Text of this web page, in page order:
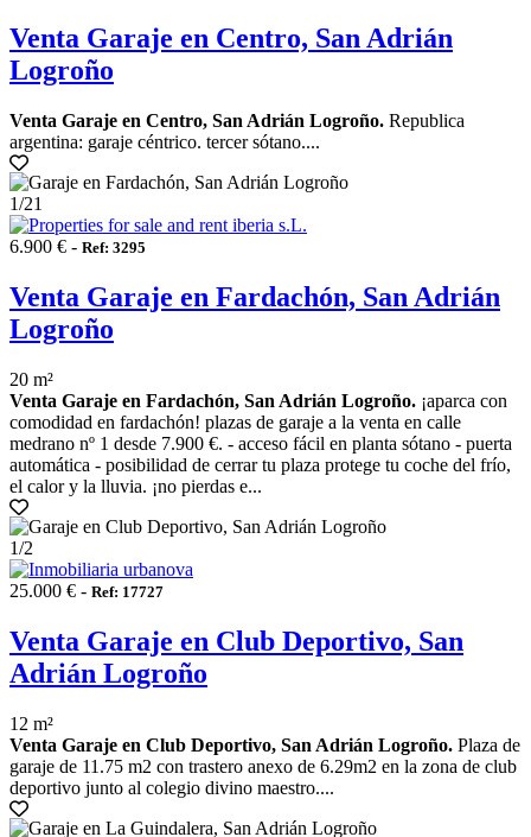
Venta Garaje en Centro, San Adrián
Logroño
Venta Garaje en Centro, San Adrián Logroño. Republica
argentina: garaje céntrico. tercer sótano....
1/21
6.900 € - Ref: 3295
Venta Garaje en Fardachón, San Adrián
Logroño
20 m²
Venta Garaje en Fardachón, San Adrián Logroño. ¡aparca con
comodidad en fardachón! plazas de garaje a la venta en calle
medrano nº 1 desde 7.900 €. - acceso fácil en planta sótano - puerta
automática - posibilidad de cerrar tu plaza protege tu coche del frío,
el calor y la lluvia. ¡no pierdas e...
1/2
25.000 € - Ref: 17727
Venta Garaje en Club Deportivo, San
Adrián Logroño
12 m²
Venta Garaje en Club Deportivo, San Adrián Logroño. Plaza de
garaje de 11.75 m2 con trastero anexo de 6.29m2 en la zona de club
deportivo junto al colegio divino maestro....